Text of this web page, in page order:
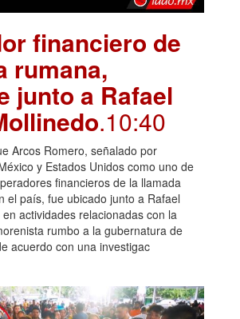
financiero de
rumana,
junto a Rafael
.10:40
Arcos Romero, señalado por
y Estados Unidos como uno de
financieros de la llamada
el país, fue ubicado junto a Rafael
actividades relacionadas con la
rumbo a la gubernatura de
acuerdo con una investigac